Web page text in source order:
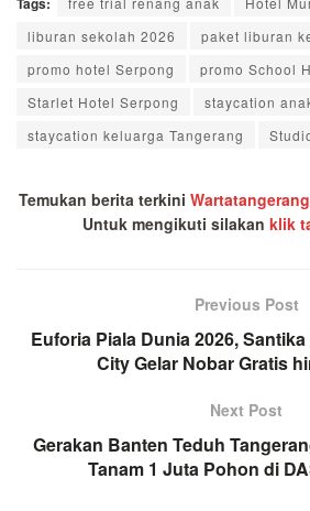
liburan sekolah 2026
paket liburan
promo hotel Serpong
promo School
Starlet Hotel Serpong
staycation
staycation keluarga Tangerang
Temukan berita terkini
Untuk mengikuti silakan klik
Previous Post
Euforia Piala Dunia 2026,
City Gelar Nobar Gratis
Next Post
Gerakan Banten Teduh
Tanam 1 Juta Pohon di